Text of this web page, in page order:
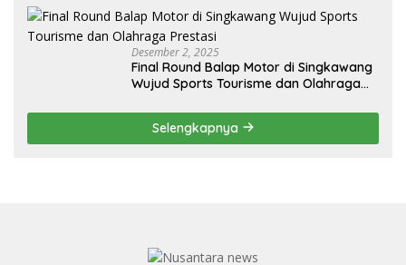
Desember 2, 2025
Final Round Balap Motor di Singkawang
Wujud Sports Tourisme dan Olahraga
Selengkapnya